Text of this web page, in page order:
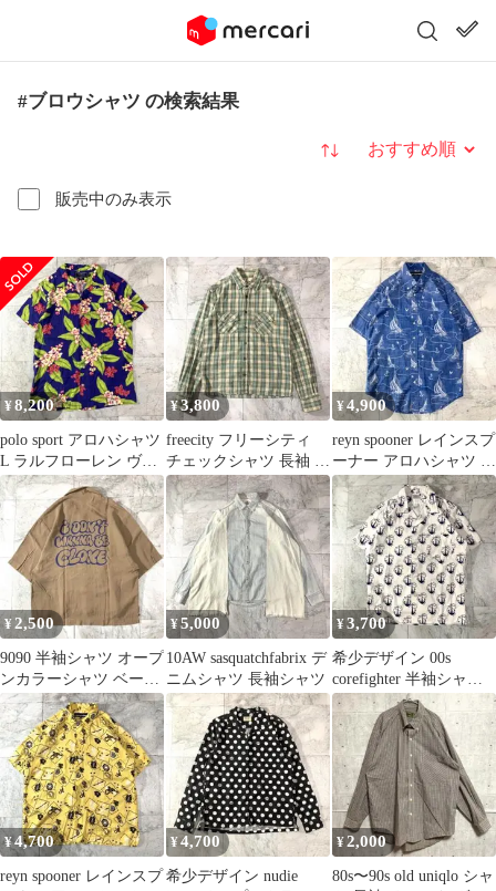
#ブロウシャツ の検索結果
販売中のみ表示
並び替え
¥8,200
polo sport アロハシャツ
L ラルフローレン ヴィ
ンテージ
¥3,800
freecity フリーシティ
チェックシャツ 長袖 木
村拓哉
¥4,900
reyn spooner レインスプ
ーナー アロハシャツ ボ
タンダウン ブルー
¥2,500
9090 半袖シャツ オープ
ンカラーシャツ ベージ
ュ
¥5,000
10AW sasquatchfabrix デ
ニムシャツ 長袖シャツ
¥3,700
希少デザイン 00s
corefighter 半袖シャツ
総柄 アロハシャツ
¥4,700
reyn spooner レインスプ
¥4,700
希少デザイン nudie
¥2,000
80s〜90s old uniqlo シャ